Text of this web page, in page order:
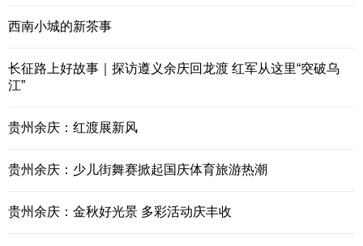
西南小城的新茶事
长征路上好故事｜探访遵义余庆回龙渡 红军从这里“突破乌
江”
贵州余庆：红渡展新风
贵州余庆：少儿街舞赛掀起国庆体育旅游热潮
贵州余庆：金秋好光景 多彩活动庆丰收